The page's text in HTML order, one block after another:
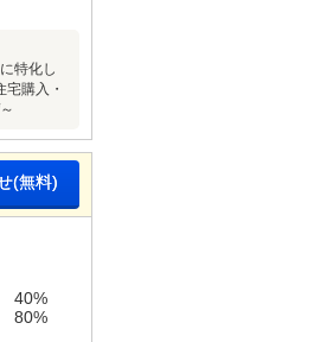
特化し
購入・
(無料)
40%
80%